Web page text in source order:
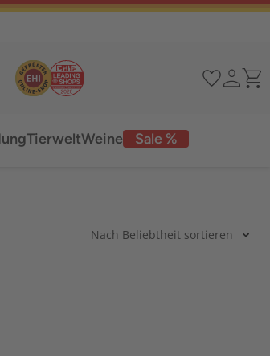
Sale %
TierweltWeine
Nach Beliebtheit sortieren